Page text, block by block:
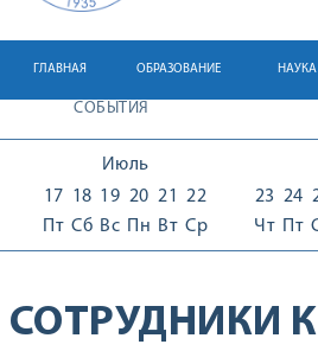
ГЛАВНАЯ ОБРАЗОВАНИЕ НАУКА
СОБЫТИЯ
Июль
17
Пт
18
Сб
19
Вс
20
Пн
21
Вт
22
Ср
23
Чт
24
Пт
СОТРУДНИКИ